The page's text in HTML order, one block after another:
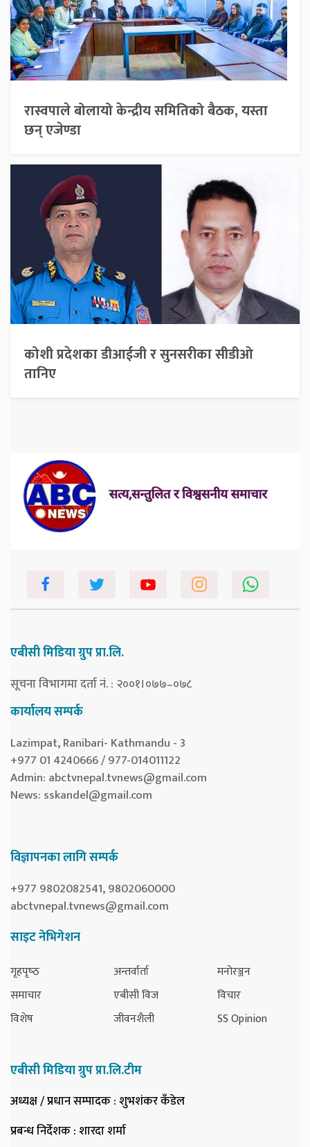
रास्वपाले बोलायो केन्द्रीय समितिको बैठक, यस्ता
छन् एजेण्डा
कोशी प्रदेशका डीआईजी र सुनसरीका सीडीओ
तानिए
एबीसी मिडिया ग्रुप प्रा.लि.
सूचना विभागमा दर्ता नं. : २००१।०७७–०७८
कार्यालय सम्पर्क
Lazimpat, Ranibari- Kathmandu - 3
+977 01 4240666 / 977-014011122
Admin: abctvnepal.tvnews@gmail.com
News: sskandel@gmail.com
विज्ञापनका लागि सम्पर्क
+977 9802082541, 9802060000
abctvnepal.tvnews@gmail.com
साइट नेभिगेशन
गृहपृष्‍ठ
समाचार
विशेष
अन्तर्वार्ता
एबीसी विज
जीवनशैली
मनोरञ्जन
विचार
SS Opinion
एबीसी मिडिया ग्रुप प्रा.लि.टीम
अध्यक्ष / प्रधान सम्पादक: शुभशंकर कँडेल
प्रबन्ध निर्देशक: शारदा शर्मा